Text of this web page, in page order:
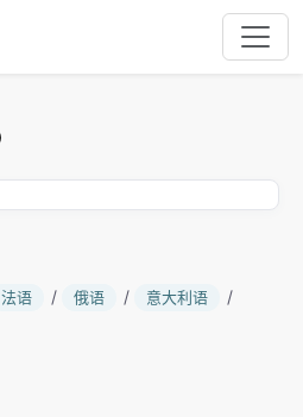
法语 / 俄语 / 意大利语 /